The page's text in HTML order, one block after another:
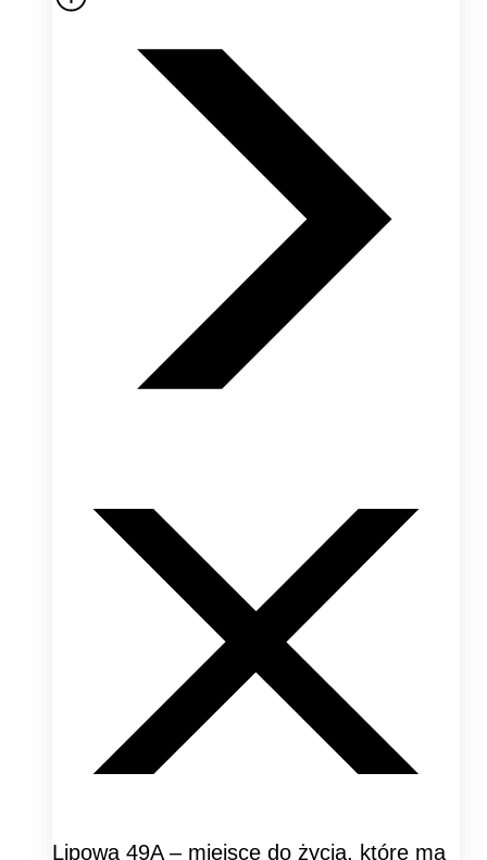
Lipowa 49A – miejsce do życia, które ma